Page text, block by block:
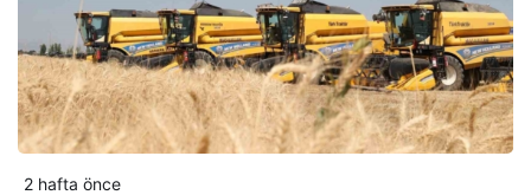
2 hafta önce